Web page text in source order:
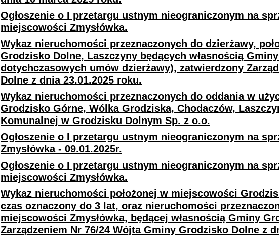
Ogłoszenie o I przetargu ustnym nieograniczonym na
miejscowości Zmysłówka.
Wykaz nieruchomości przeznaczonych do dzierżawy,
Grodzisko Dolne, Laszczyny będących własnością
dotychczasowych umów dzierżawy), zatwierdzony
Dolne z dnia 23.01.2025 roku.
Wykaz nieruchomości przeznaczonych do oddania w
Grodzisko Górne, Wólka Grodziska, Chodaczów,
Komunalnej w Grodzisku Dolnym Sp. z o.o.
Ogłoszenie o I przetargu ustnym nieograniczonym na
Zmysłówka - 09.01.2025r.
Ogłoszenie o I przetargu ustnym nieograniczonym na
miejscowości Zmysłówka.
Wykaz nieruchomości położonej w miejscowości
czas oznaczony do 3 lat, oraz nieruchomości
miejscowości Zmysłówka, będącej własnością Gminy
Zarządzeniem Nr 76/24 Wójta Gminy Grodzisko Dolne z